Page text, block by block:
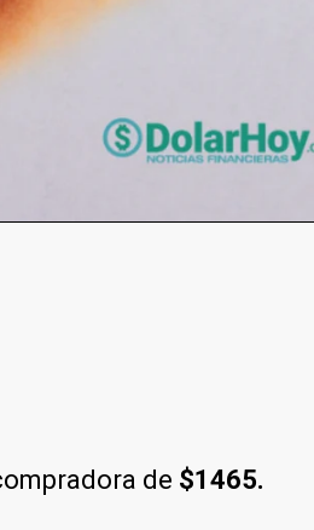
de $1465.